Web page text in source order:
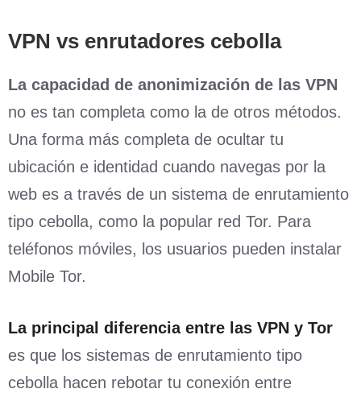
VPN vs enrutadores cebolla
La capacidad de anonimización de las VPN
no es tan completa como la de otros métodos.
Una forma más completa de ocultar tu
ubicación e identidad cuando navegas por la
web es a través de un sistema de enrutamiento
tipo cebolla, como la popular red Tor. Para
teléfonos móviles, los usuarios pueden instalar
Mobile Tor.
La principal diferencia entre las VPN y Tor
es que los sistemas de enrutamiento tipo
cebolla hacen rebotar tu conexión entre